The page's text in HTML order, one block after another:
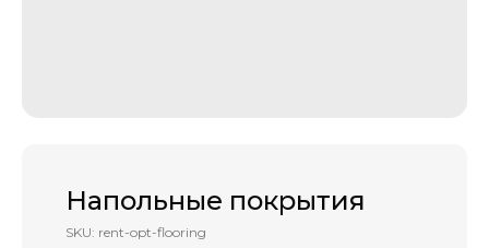
Напольные покрытия
SKU: rent-opt-flooring